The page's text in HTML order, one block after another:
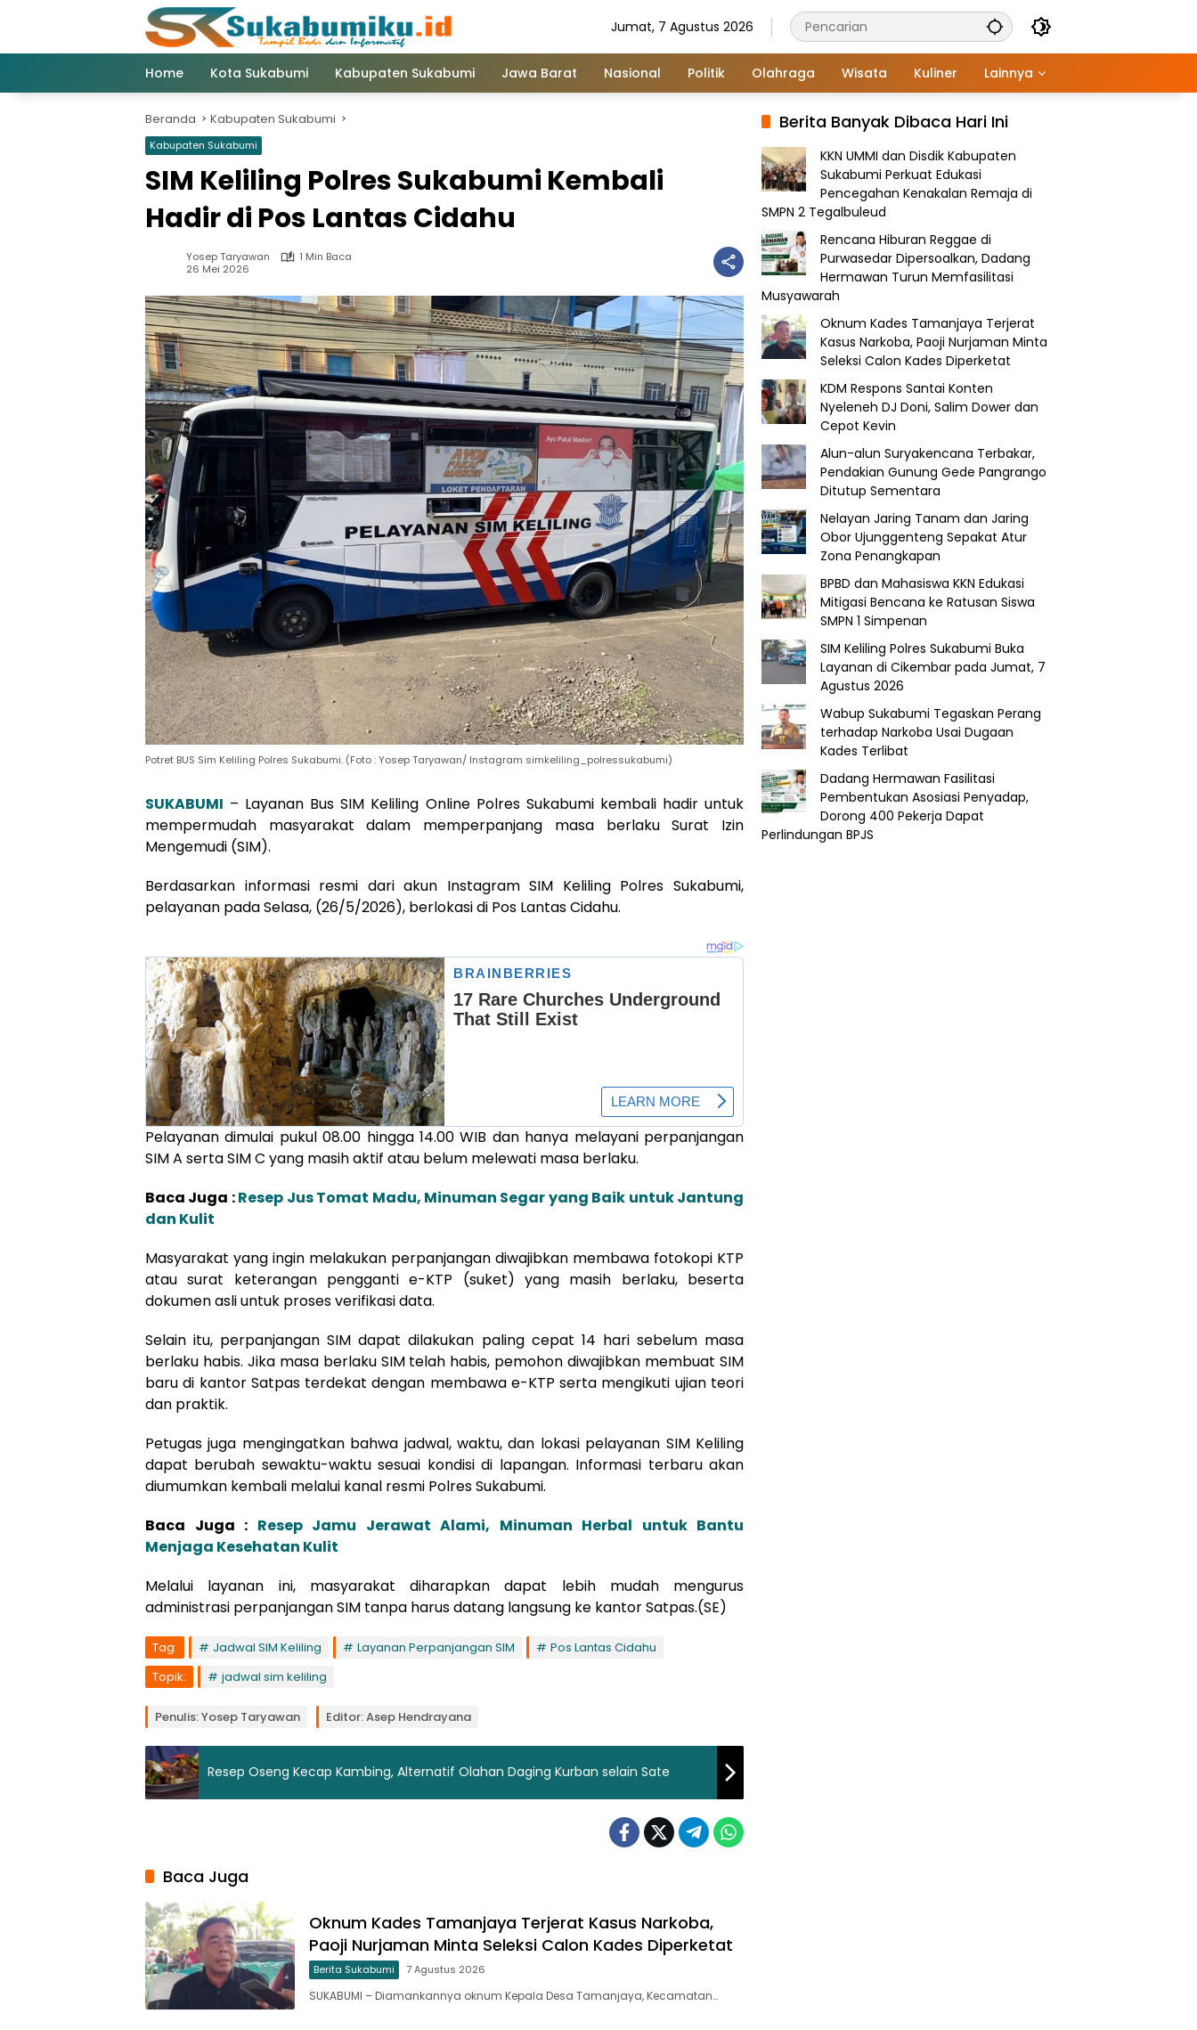
Jumat, 7 Agustus 2026
Home Kota Sukabumi Kabupaten Sukabumi Jawa Barat Nasional Politik Olahraga Wisata Kuliner Lainnya
Beranda Kabupaten Sukabumi
Kabupaten Sukabumi
SIM Keliling Polres Sukabumi Kembali
Hadir di Pos Lantas Cidahu
Yosep Taryawan
1 Min Baca
26 Mei 2026
Potret BUS Sim Keliling Polres Sukabumi. (Foto : Yosep Taryawan/ Instagram simkeliling_polressukabumi)
SUKABUMI – Layanan Bus SIM Keliling Online Polres Sukabumi kembali hadir untuk
mempermudah masyarakat dalam memperpanjang masa berlaku Surat Izin
Mengemudi (SIM).
Berdasarkan informasi resmi dari akun Instagram SIM Keliling Polres Sukabumi,
pelayanan pada Selasa, (26/5/2026), berlokasi di Pos Lantas Cidahu.
Pelayanan dimulai pukul 08.00 hingga 14.00 WIB dan hanya melayani perpanjangan
SIM A serta SIM C yang masih aktif atau belum melewati masa berlaku.
Baca Juga :Resep Jus Tomat Madu, Minuman Segar yang Baik untuk Jantung
dan Kulit
Masyarakat yang ingin melakukan perpanjangan diwajibkan membawa fotokopi KTP
atau surat keterangan pengganti e-KTP (suket) yang masih berlaku, beserta
dokumen asli untuk proses verifikasi data.
Selain itu, perpanjangan SIM dapat dilakukan paling cepat 14 hari sebelum masa
berlaku habis. Jika masa berlaku SIM telah habis, pemohon diwajibkan membuat SIM
baru di kantor Satpas terdekat dengan membawa e-KTP serta mengikuti ujian teori
dan praktik.
Petugas juga mengingatkan bahwa jadwal, waktu, dan lokasi pelayanan SIM Keliling
dapat berubah sewaktu-waktu sesuai kondisi di lapangan. Informasi terbaru akan
diumumkan kembali melalui kanal resmi Polres Sukabumi.
Baca Juga : Resep Jamu Jerawat Alami, Minuman Herbal untuk Bantu
Menjaga Kesehatan Kulit
Melalui layanan ini, masyarakat diharapkan dapat lebih mudah mengurus
administrasi perpanjangan SIM tanpa harus datang langsung ke kantor Satpas.(SE)
Tag: Jadwal SIM Keliling Layanan Perpanjangan SIM
Pos Lantas Cidahu
Topik:
jadwal sim keliling
Penulis: Yosep Taryawan Editor: Asep Hendrayana
Resep Oseng Kecap Kambing, Alternatif Olahan Daging Kurban selain Sate
Baca Juga
Oknum Kades Tamanjaya Terjerat Kasus Narkoba,
Paoji Nurjaman Minta Seleksi Calon Kades Diperketat
Berita Sukabumi 7 Agustus 2026
SUKABUMI – Diamankannya oknum Kepala Desa Tamanjaya, Kecamatan…
Berita Banyak Dibaca Hari Ini
KKN UMMI dan Disdik Kabupaten
Sukabumi Perkuat Edukasi
Pencegahan Kenakalan Remaja di
SMPN 2 Tegalbuleud
Rencana Hiburan Reggae di
Purwasedar Dipersoalkan, Dadang
Hermawan Turun Memfasilitasi
Musyawarah
Oknum Kades Tamanjaya Terjerat
Kasus Narkoba, Paoji Nurjaman Minta
Seleksi Calon Kades Diperketat
KDM Respons Santai Konten
Nyeleneh DJ Doni, Salim Dower dan
Cepot Kevin
Alun-alun Suryakencana Terbakar,
Pendakian Gunung Gede Pangrango
Ditutup Sementara
Nelayan Jaring Tanam dan Jaring
Obor Ujunggenteng Sepakat Atur
Zona Penangkapan
BPBD dan Mahasiswa KKN Edukasi
Mitigasi Bencana ke Ratusan Siswa
SMPN 1 Simpenan
SIM Keliling Polres Sukabumi Buka
Layanan di Cikembar pada Jumat, 7
Agustus 2026
Wabup Sukabumi Tegaskan Perang
terhadap Narkoba Usai Dugaan
Kades Terlibat
Dadang Hermawan Fasilitasi
Pembentukan Asosiasi Penyadap,
Dorong 400 Pekerja Dapat
Perlindungan BPJS